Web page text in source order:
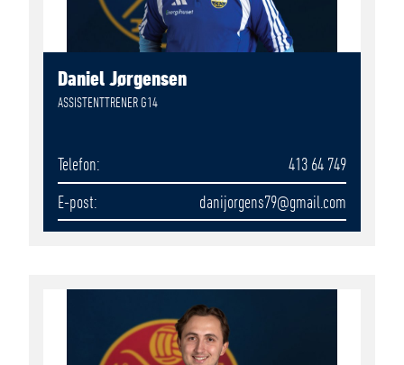
Daniel Jørgensen
ASSISTENTTRENER G14
Telefon
413 64 749
E-post
danijorgens79@gmail.com